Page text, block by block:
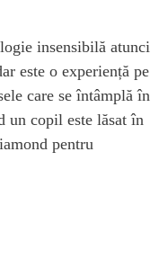
insensibilă atunci
este o experiență pe
care se întâmplă în
un copil este lăsat în
pentru